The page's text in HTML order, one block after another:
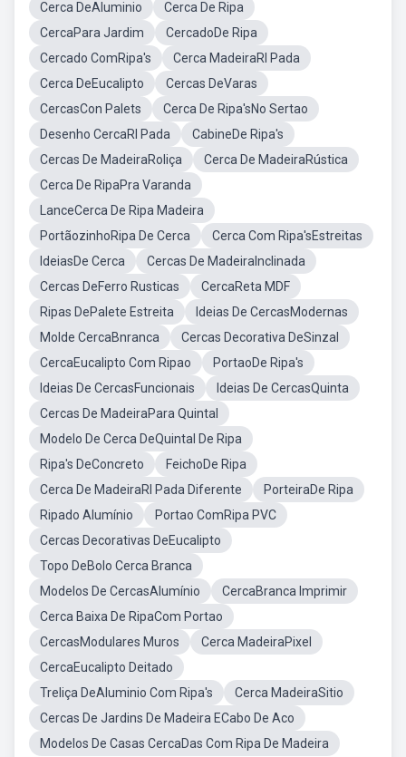
Cerca DeAluminio
Cerca De Ripa
CercaPara Jardim
CercadoDe Ripa
Cercado ComRipa's
Cerca MadeiraRI Pada
Cerca DeEucalipto
Cercas DeVaras
CercasCon Palets
Cerca De Ripa'sNo Sertao
Desenho CercaRI Pada
CabineDe Ripa's
Cercas De MadeiraRoliça
Cerca De MadeiraRústica
Cerca De RipaPra Varanda
LanceCerca De Ripa Madeira
PortãozinhoRipa De Cerca
Cerca Com Ripa'sEstreitas
IdeiasDe Cerca
Cercas De MadeiraInclinada
Cercas DeFerro Rusticas
CercaReta MDF
Ripas DePalete Estreita
Ideias De CercasModernas
Molde CercaBnranca
Cercas Decorativa DeSinzal
CercaEucalipto Com Ripao
PortaoDe Ripa's
Ideias De CercasFuncionais
Ideias De CercasQuinta
Cercas De MadeiraPara Quintal
Modelo De Cerca DeQuintal De Ripa
Ripa's DeConcreto
FeichoDe Ripa
Cerca De MadeiraRI Pada Diferente
PorteiraDe Ripa
Ripado Alumínio
Portao ComRipa PVC
Cercas Decorativas DeEucalipto
Topo DeBolo Cerca Branca
Modelos De CercasAlumínio
CercaBranca Imprimir
Cerca Baixa De RipaCom Portao
CercasModulares Muros
Cerca MadeiraPixel
CercaEucalipto Deitado
Treliça DeAluminio Com Ripa's
Cerca MadeiraSitio
Cercas De Jardins De Madeira ECabo De Aco
Modelos De Casas CercaDas Com Ripa De Madeira